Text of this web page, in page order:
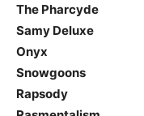
The Pharcyde
Samy Deluxe
Onyx
Snowgoons
Rapsody